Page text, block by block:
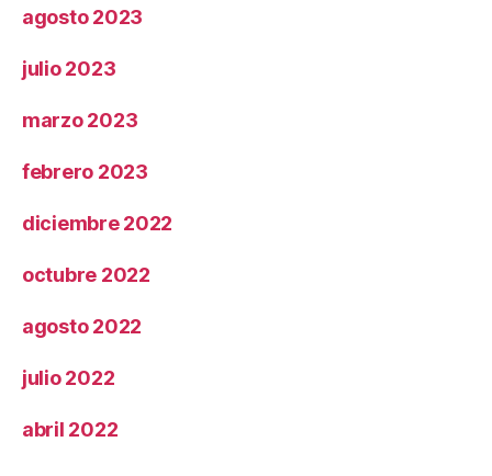
agosto 2023
julio 2023
marzo 2023
febrero 2023
diciembre 2022
octubre 2022
agosto 2022
julio 2022
abril 2022